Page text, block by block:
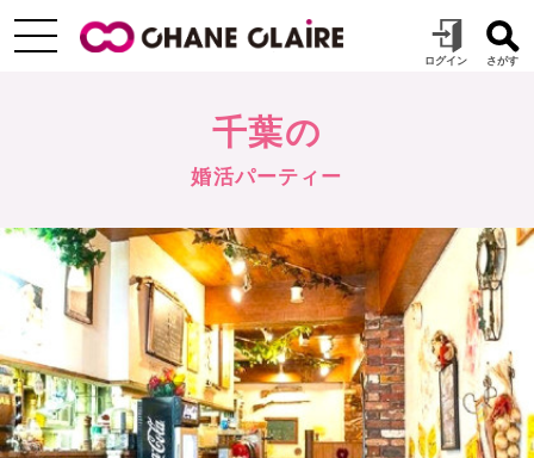
千葉の
婚活パーティー